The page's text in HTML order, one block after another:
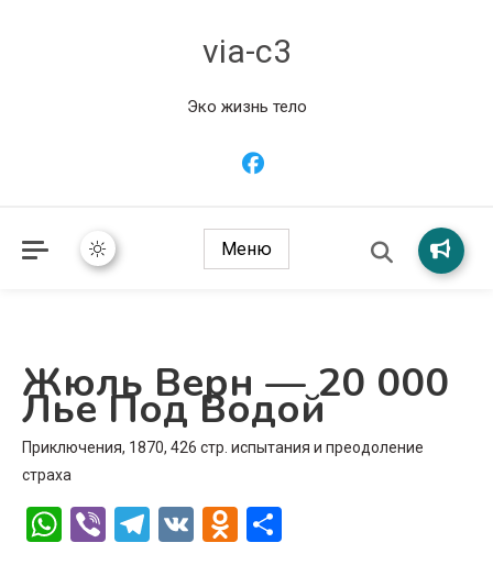
via-c3
Эко жизнь тело
Меню
Жюль Верн — 20 000
Лье Под Водой
Приключения, 1870, 426 стр. испытания и преодоление
страха
WhatsApp
ViberTelegram
VK Odnoklassniki